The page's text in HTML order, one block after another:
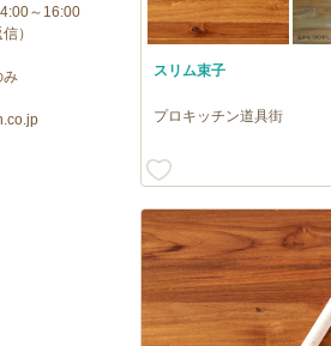
スリム束子
プロキッチン道具街
～16:00
）
み